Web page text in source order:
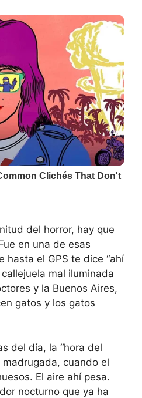
del horror, hay que
en una de esas
hasta el GPS te dice “ahí
mal iluminada
y la Buenos Aires,
gatos y los gatos
del día, la “hora del
cuando el
El aire ahí pesa.
nocturno que ya ha